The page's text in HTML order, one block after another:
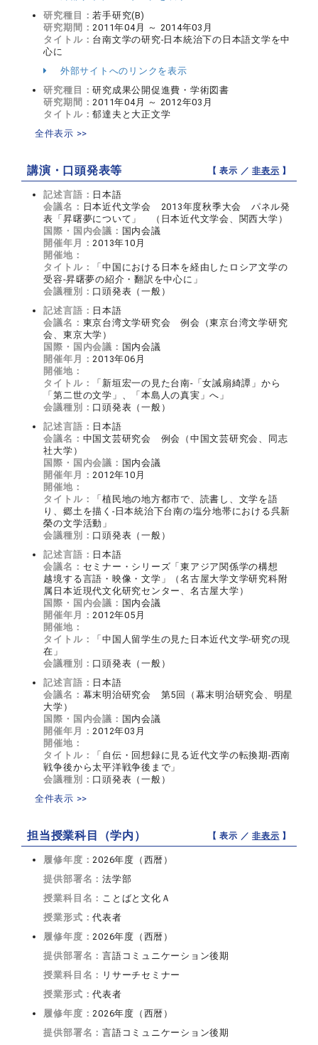
研究種目：若手研究(B)
研究期間：2011年04月 ～ 2014年03月
タイトル： 台南文学の研究‐日本統治下の日本語文学を中
心に
外部サイトへのリンクを表示
研究種目：研究成果公開促進費・学術図書
研究期間：2011年04月 ～ 2012年03月
タイトル：郁達夫と大正文学
全件表示 >>
講演・口頭発表等 【 表示 ／非表示 】
記述言語： 日本語
会議名： 日本近代文学会 2013年度秋季大会 パネル発
表「昇曙夢について」 （日本近代文学会、関西大学）
国際・国内会議： 国内会議
開催年月：2013年10月
開催地：
タイトル：
「中国における日本を経由したロシア文学の
受容‐昇曙夢の紹介・翻訳を中心に」
会議種別： 口頭発表（一般）
記述言語： 日本語
会議名： 東京台湾文学研究会 例会（東京台湾文学研究
会、東京大学）
国際・国内会議： 国内会議
開催年月：2013年06月
開催地：
タイトル：
「新垣宏一の見た台南‐「女誡扇綺譚」から
「第二世の文学」、「本島人の真実」へ」
会議種別： 口頭発表（一般）
記述言語： 日本語
会議名： 中国文芸研究会 例会（中国文芸研究会、同志
社大学）
国際・国内会議： 国内会議
開催年月：2012年10月
開催地：
タイトル：
「植民地の地方都市で、読書し、文学を語
り、郷土を描く‐日本統治下台南の塩分地帯における呉新
榮の文学活動」
会議種別： 口頭発表（一般）
記述言語： 日本語
会議名： セミナー・シリーズ「東アジア関係学の構想
越境する言語・映像・文学」（名古屋大学文学研究科附
属日本近現代文化研究センター、名古屋大学）
国際・国内会議： 国内会議
開催年月：2012年05月
開催地：
タイトル：
「中国人留学生の見た日本近代文学‐研究の現
在」
会議種別： 口頭発表（一般）
記述言語： 日本語
会議名： 幕末明治研究会 第5回（幕末明治研究会、明星
大学）
国際・国内会議： 国内会議
開催年月：2012年03月
開催地：
タイトル：
「自伝・回想録に見る近代文学の転換期‐西南
戦争後から太平洋戦争後まで」
会議種別： 口頭発表（一般）
全件表示 >>
担当授業科目（学内） 【 表示 ／非表示 】
履修年度：2026年度（西暦）
提供部署名：法学部
授業科目名： ことばと文化Ａ
授業形式：代表者
履修年度：2026年度（西暦）
提供部署名：言語コミュニケーション後期
授業科目名： リサーチセミナー
授業形式：代表者
履修年度：2026年度（西暦）
提供部署名：言語コミュニケーション後期